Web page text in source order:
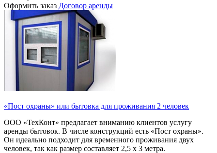
Оформить заказ Договор аренды
«Пост охраны» или бытовка для проживания 2 человек
ООО «ТехКонт» предлагает вниманию клиентов услугу
аренды бытовок. В числе конструкций есть «Пост охраны».
Он идеально подходит для временного проживания двух
человек, так как размер составляет 2,5 х 3 метра.